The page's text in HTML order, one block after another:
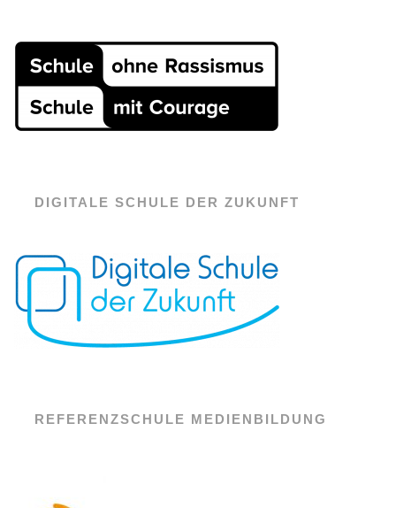
DIGITALE SCHULE DER ZUKUNFT
REFERENZSCHULE MEDIENBILDUNG